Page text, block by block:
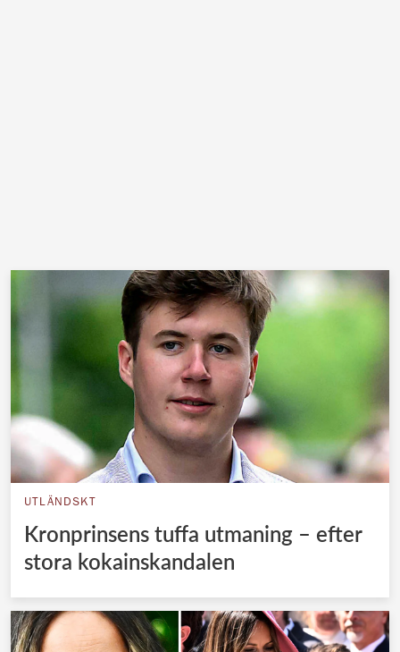
UTLÄNDSKT
Kronprinsens tuffa utmaning – efter
stora kokainskandalen